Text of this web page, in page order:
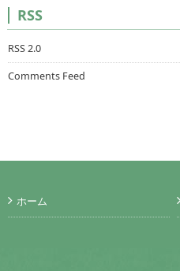
RSS
RSS 2.0
Comments Feed
ホーム